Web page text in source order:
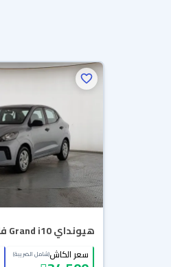
هيونداي Grand i10 فلييت 2024
سعر الكاش(شامل الضريبة)